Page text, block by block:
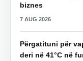
biznes
7 AUG 2026
Përgatituni për
deri në 41°C në